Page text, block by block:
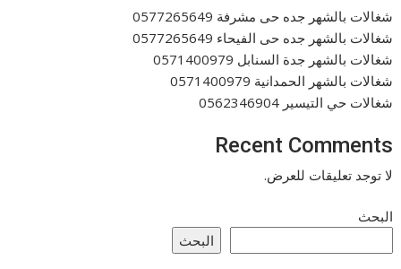
شغالات بالشهر جده حى مشرفة 0577265649
شغالات بالشهر جده حى الفيحاء 0577265649
شغالات بالشهر جدة السنابل 0571400979
شغالات بالشهر الحمدانية 0571400979
شغالات حي التيسير 0562346904
Recent Comments
لا توجد تعليقات للعرض.
البحث
البحث